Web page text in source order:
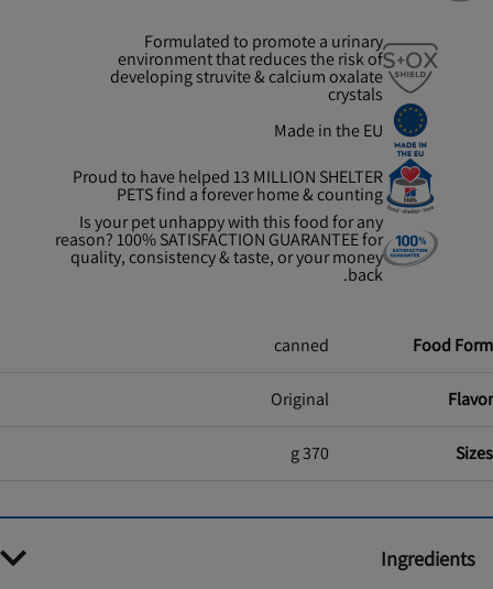
Formulated to promote a urinary
environment that reduces the risk of
developing struvite & calcium oxalate
crystals
Made in the EU
Proud to have helped 13 MILLION SHELTER
PETS find a forever home & counting
Is your pet unhappy with this food for any
reason? 100% SATISFACTION GUARANTEE for
quality, consistency & taste, or your money
back.
Food Form
canned
Flavor
Original
Sizes
370 g
Ingredients